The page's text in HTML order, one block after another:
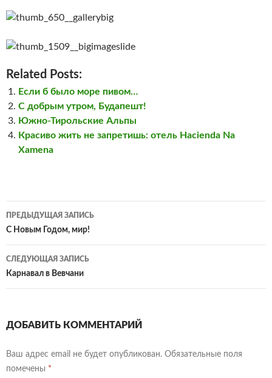
Related Posts:
Если б было море пивом…
С добрым утром, Будапешт!
Южно-Тирольские Альпы
Красиво жить не запретишь: отель Hacienda Na
Xamena
Навигация
по
записям
ПРЕДЫДУЩАЯ ЗАПИСЬ
С Новым Годом, мир!
СЛЕДУЮЩАЯ ЗАПИСЬ
Карнавал в Вевчани
ДОБАВИТЬ КОММЕНТАРИЙ
Ваш адрес email не будет опубликован. Обязательные поля
помечены *